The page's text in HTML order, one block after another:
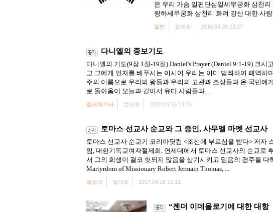
은 우리 가슴 일편단심일세무궁화 삼천
랑하세무궁화 삼천리 화려 강산 대한 사
일반 절제회 2018.04.26 13:27
다니엘의 중보기도
다니엘의 기도(9장 1절-19절) Daniel's Prayer (Daniel 9:1-19) 크
고 그에게 인자를 베푸시는 이시여 우리는 이미 범죄하여 패역
주의 이름으로 우리의 왕들과 우리의 고관과 조상들과 온 국민
로 돌아옴이 오늘과 같아서 유다 사람들과 ...
절제회기사 절제회 2018.04.26 13:26
토마스 선교사 순교와 그 증인, 사무엘 마펫 선교사
토마스 선교사 순교기 코리아닷컴 <조선에 부르심을 받다> 저자
임, 대한기독교여자절제회, 연세대에서 토마스 선교사의 순교로
서 그의 희생이 결코 헛되지 않음을 상기시키고 믿음의 경주를
Martyrdom of Missionary Robert Jermain Thomas, ...
새소식 절제회 2017.04.28 15:11
“젠더 이데올로기에 대한 대항